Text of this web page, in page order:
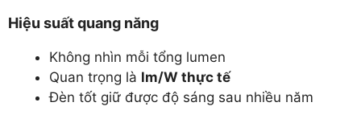
Hiệu suất quang năng
Không nhìn mỗi tổng lumen
Quan trọng là lm/W thực tế
Đèn tốt giữ được độ sáng sau nhiều năm